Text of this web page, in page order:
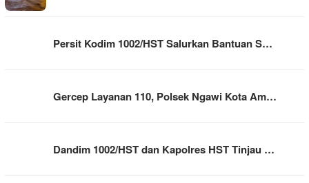
Persit Kodim 1002/HST Salurkan Bantuan S…
Gercep Layanan 110, Polsek Ngawi Kota Am…
Dandim 1002/HST dan Kapolres HST Tinjau …